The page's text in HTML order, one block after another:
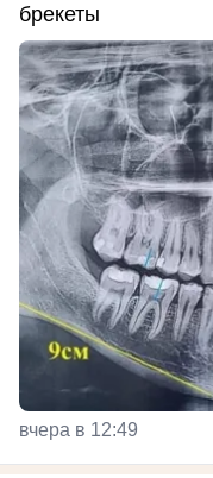
брекеты
вчера в 12:49